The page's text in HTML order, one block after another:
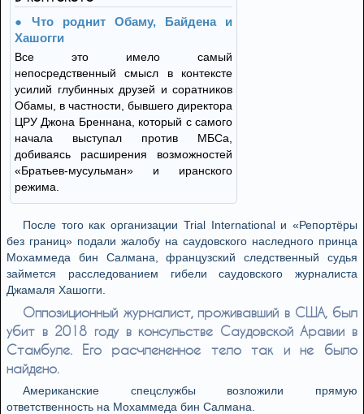
Что роднит Обаму, Байдена и
Хашогги
Все это имело самый
непосредственный смысл в контексте
усилий глубинных друзей и соратников
Обамы, в частности, бывшего директора
ЦРУ Джона Бреннана, который с самого
начала выступал против МБСа,
добиваясь расширения возможностей
«Братьев-мусульман» и иранского
режима.
После того как организации Trial International и «Репортёры
без границ» подали жалобу на саудовского наследного принца
Мохаммеда бин Салмана, французский следственный судья
займется расследованием гибели саудовского журналиста
Джамаля Хашогги.
Оппозиционный журналист, проживавший в США, был
убит в 2018 году в консульстве Саудовской Аравии в
Стамбуле. Его расчлененное тело так и не было
найдено.
Американские спецслужбы возложили прямую
ответственность на Мохаммеда бин Салмана.